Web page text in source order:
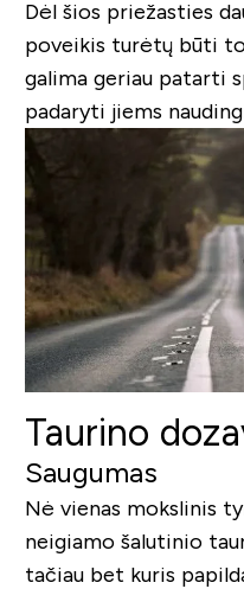
Dėl šios priežasties
poveikis turėtų būti
galima geriau patarti
padaryti jiems
Taurino
Saugumas
Nė vienas mokslinis
neigiamo šalutinio
tačiau bet kuris